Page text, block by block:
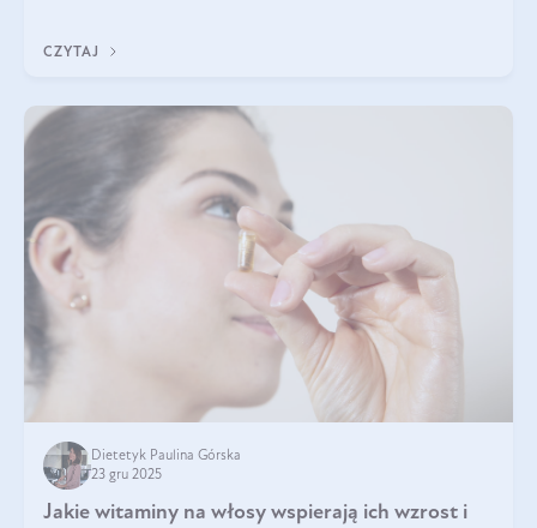
CZYTAJ
Dietetyk Paulina Górska
23 gru 2025
Jakie witaminy na włosy wspierają ich wzrost i